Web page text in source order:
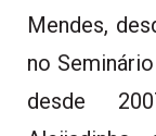
Mendes,
no
desde